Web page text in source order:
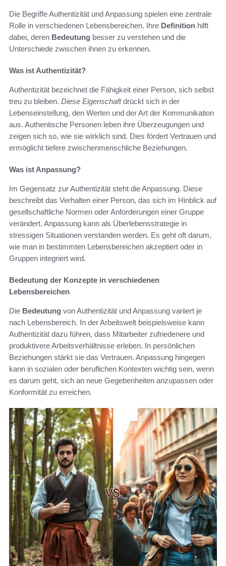
Die Begriffe Authentizität und Anpassung spielen eine zentrale
Rolle in verschiedenen Lebensbereichen. Ihre Definition hilft
dabei, deren Bedeutung besser zu verstehen und die
Unterschiede zwischen ihnen zu erkennen.
Was ist Authentizität?
Authentizität bezeichnet die Fähigkeit einer Person, sich selbst
treu zu bleiben. Diese Eigenschaftdrückt sich in der
Lebenseinstellung, den Werten und der Art der Kommunikation
aus. Authentische Personen leben ihre Überzeugungen und
zeigen sich so, wie sie wirklich sind. Dies fördert Vertrauen und
ermöglicht tiefere zwischenmenschliche Beziehungen.
Was ist Anpassung?
Im Gegensatz zur Authentizität steht die Anpassung. Diese
beschreibt das Verhalten einer Person, das sich im Hinblick auf
gesellschaftliche Normen oder Anforderungen einer Gruppe
verändert. Anpassung kann als Überlebensstrategie in
stressigen Situationen verstanden werden. Es geht oft darum,
wie man in bestimmten Lebensbereichen akzeptiert oder in
Gruppen integriert wird.
Bedeutung der Konzepte in verschiedenen
Lebensbereichen
Die Bedeutung von Authentizität und Anpassung variiert je
nach Lebensbereich. In der Arbeitswelt beispielsweise kann
Authentizität dazu führen, dass Mitarbeiter zufriedenere und
produktivere Arbeitsverhältnisse erleben. In persönlichen
Beziehungen stärkt sie das Vertrauen. Anpassung hingegen
kann in sozialen oder beruflichen Kontexten wichtig sein, wenn
es darum geht, sich an neue Gegebenheiten anzupassen oder
Konformität zu erreichen.